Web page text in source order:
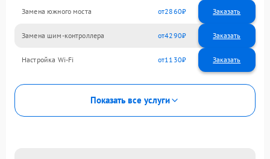
Замена южного моста 2860
Замена шим-контроллера 4290
Настройка Wi-Fi 1130
Показать все услуги